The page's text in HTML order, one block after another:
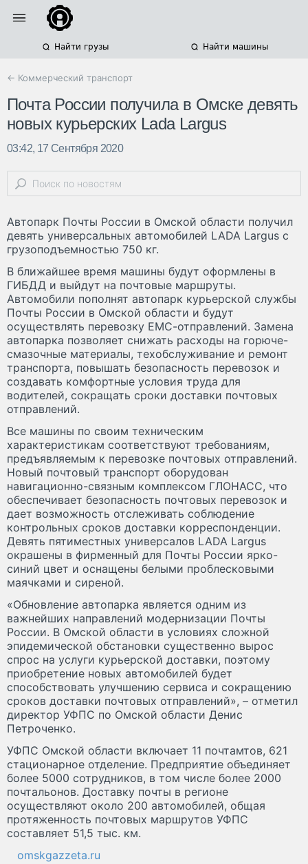
Найти грузы Найти машины
← Коммерческий транспорт
Почта России получила в Омске девять
новых курьерских Lada Largus
03:42, 17 Сентября 2020
Автопарк Почты России в Омской области получил
девять универсальных автомобилей LADA Largus с
грузоподъемностью 750 кг.
В ближайшее время машины будут оформлены в
ГИБДД и выйдут на почтовые маршруты.
Автомобили пополнят автопарк курьерской службы
Почты России в Омской области и будут
осуществлять перевозку ЕМС-отправлений. Замена
автопарка позволяет снижать расходы на горюче-
смазочные материалы, техобслуживание и ремонт
транспорта, повышать безопасность перевозок и
создавать комфортные условия труда для
водителей, сокращать сроки доставки почтовых
отправлений.
Все машины по своим техническим
характеристикам соответствуют требованиям,
предъявляемым к перевозке почтовых отправлений.
Новый почтовый транспорт оборудован
навигационно-связным комплексом ГЛОНАСС, что
обеспечивает безопасность почтовых перевозок и
дает возможность отслеживать соблюдение
контрольных сроков доставки корреспонденции.
Девять пятиместных универсалов LADA Largus
окрашены в фирменный для Почты России ярко-
синий цвет и оснащены белыми проблесковыми
маячками и сиреной.
«Обновление автопарка является одним из
важнейших направлений модернизации Почты
России. В Омской области в условиях сложной
эпидемической обстановки существенно вырос
спрос на услуги курьерской доставки, поэтому
приобретение новых автомобилей будет
способствовать улучшению сервиса и сокращению
сроков доставки почтовых отправлений», – отметил
директор УФПС по Омской области Денис
Петроченко.
УФПС Омской области включает 11 почтамтов, 621
стационарное отделение. Предприятие объединяет
более 5000 сотрудников, в том числе более 2000
почтальонов. Доставку почты в регионе
осуществляют около 200 автомобилей, общая
протяженность почтовых маршрутов УФПС
составляет 51,5 тыс. км.
omskgazzeta.ru